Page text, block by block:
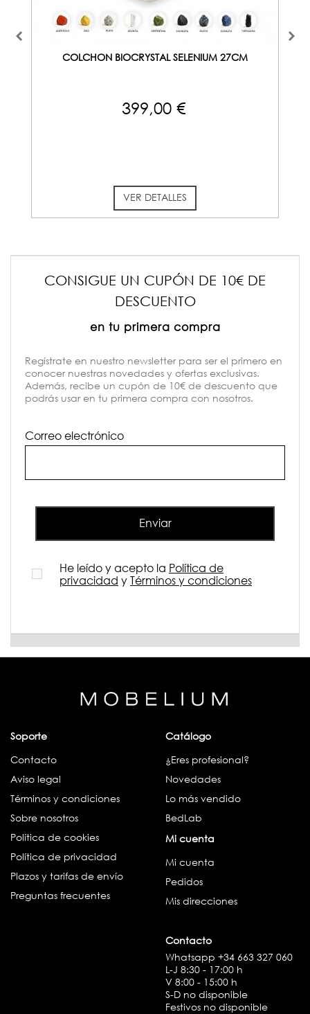
COLCHON BIOCRYSTAL SELENIUM 27CM
399,00 €
VER DETALLES
CONSIGUE UN CUPÓN DE 10€ DE
DESCUENTO
en tu primera compra
Regístrate en nuestro newsletter para ser el primero en
conocer nuestras novedades y ofertas exclusivas.
Además, recibe un cupón de 10€ de descuento que
podrás usar en tu primera compra con nosotros.
Correo electrónico
Enviar
He leído y acepto la Política de
privacidad yTérminos y condiciones
Soporte
Contacto
Aviso legal
Términos y condiciones
Sobre nosotros
Política de cookies
Política de privacidad
Plazos y tarifas de envío
Preguntas frecuentes
Catálogo
¿Eres profesional?
Novedades
Lo más vendido
BedLab
Mi cuenta
Mi cuenta
Pedidos
Mis direcciones
Contacto
Whatsapp +34 663 327 060
L-J 8:30 - 17:00 h
V 8:00 - 15:00 h
S-D no disponible
Festivos no disponible